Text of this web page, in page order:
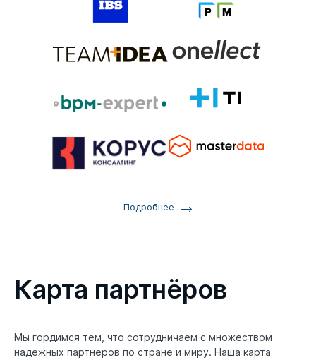
Подробнее
Карта партнёров
Мы гордимся тем, что сотрудничаем с множеством
надежных партнеров по стране и миру. Наша карта